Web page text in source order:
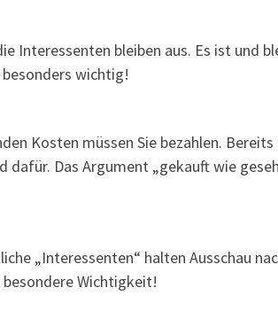
bleiben aus. Es ist und
wichtig!
Kosten müssen Sie bezahlen.
dafür. Das Argument „gekauft wie
„Interessenten“ halten Ausschau
Wichtigkeit!